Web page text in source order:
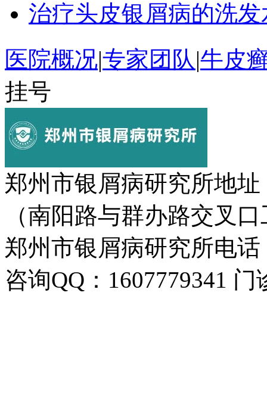
治疗头皮银屑病的洗发
医院概况|专家团队 |牛皮
挂号
郑州市银屑病研究所地
（南阳路与群办路交叉
郑州市银屑病研究所电话
咨询QQ：1607779341